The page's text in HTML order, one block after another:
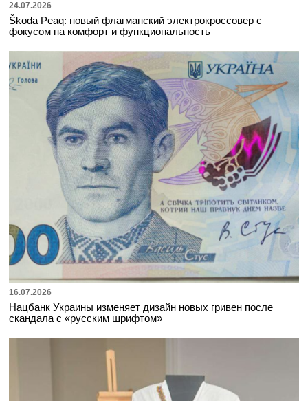
24.07.2026
Škoda Peaq: новый флагманский электрокроссовер с
фокусом на комфорт и функциональность
16.07.2026
Нацбанк Украины изменяет дизайн новых гривен после
скандала с «русским шрифтом»